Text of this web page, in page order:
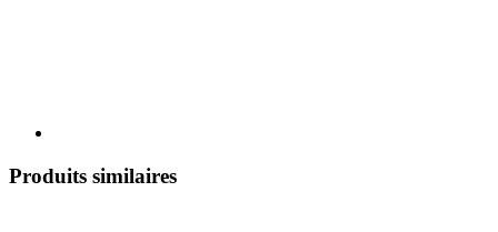
Produits similaires